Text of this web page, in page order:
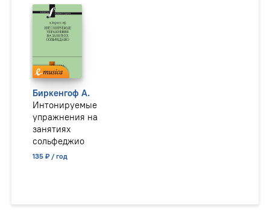
Биркенгоф А.
Интонируемые
упражнения на
занятиях
сольфеджио
135 ₽ / год